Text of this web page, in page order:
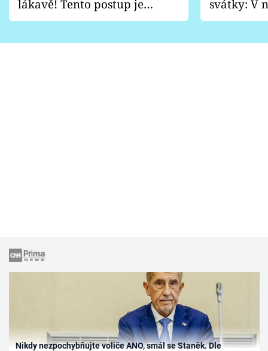
lákavě! Tento postup je
vhodný jen pro některé
svátky: V
pondělí
Nikdy nezpochybňujte voliče ANO, smál se Staněk. Dle